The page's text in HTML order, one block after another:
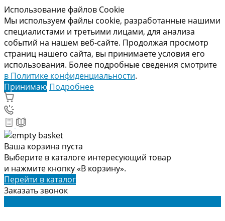
Использование файлов Cookie
Мы используем файлы cookie, разработанные нашими
специалистами и третьими лицами, для анализа
событий на нашем веб-сайте. Продолжая просмотр
страниц нашего сайта, вы принимаете условия его
использования. Более подробные сведения смотрите
в Политике конфиденциальности.
Принимаю Подробнее
Ваша корзина пуста
Выберите в каталоге интересующий товар
и нажмите кнопку «В корзину».
Перейти в каталог
Заказать звонок